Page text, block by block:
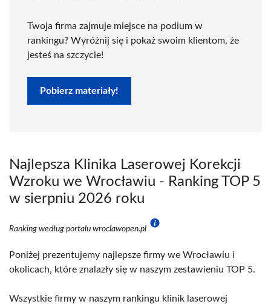
Twoja firma zajmuje miejsce na podium w
rankingu? Wyróżnij się i pokaż swoim klientom, że
jesteś na szczycie!
Pobierz materiały!
Najlepsza Klinika Laserowej Korekcji
Wzroku we Wrocławiu - Ranking TOP 5
w sierpniu 2026 roku
Ranking według portalu wroclawopen.pl
Poniżej prezentujemy najlepsze firmy we Wrocławiu i
okolicach, które znalazły się w naszym zestawieniu TOP 5.
Wszystkie firmy w naszym rankingu klinik laserowej